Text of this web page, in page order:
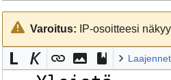
Siirry
navigaatioon
Siirry
hakuunVaroitus: IP-osoitteesi